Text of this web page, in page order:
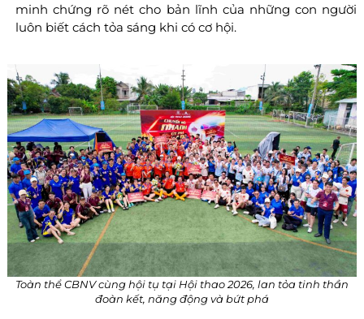
minh chứng rõ nét cho bản lĩnh của những con người
luôn biết cách tỏa sáng khi có cơ hội.
Toàn thể CBNV cùng hội tụ tại Hội thao 2026, lan tỏa tinh thần
đoàn kết, năng động và bứt phá